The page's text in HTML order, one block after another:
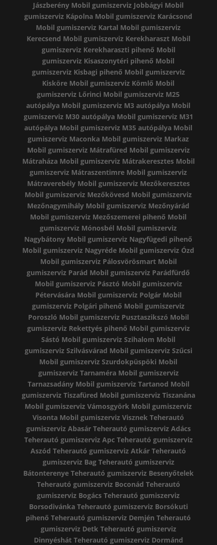
Jászberény Mobil gumiszerviz Jobbágyi Mobil
gumiszerviz Kápolna Mobil gumiszerviz Karácsond
Mobil gumiszerviz Kartal Mobil gumiszerviz
Kerecsend Mobil gumiszerviz Kerekharaszt Mobil
gumiszerviz Kerekharaszti pihenő Mobil
gumiszerviz Kisaszonytéri pihenő Mobil
gumiszerviz Kisbagi pihenő Mobil gumiszerviz
Kisköre Mobil gumiszerviz Kömlő Mobil
gumiszerviz Lőrinci Mobil gumiszerviz M25
autópálya Mobil gumiszerviz M3 autópálya Mobil
gumiszerviz M30 autópálya Mobil gumiszerviz M31
autópálya Mobil gumiszerviz M35 autópálya Mobil
gumiszerviz Maconka Mobil gumiszerviz Markaz
Mobil gumiszerviz Mátrafüred Mobil gumiszerviz
Mátraháza Mobil gumiszerviz Mátrakeresztes Mobil
gumiszerviz Mátraszentimre Mobil gumiszerviz
Mátraverebély Mobil gumiszerviz Mezőkeresztes
Mobil gumiszerviz Mezőkövesd Mobil gumiszerviz
Mezőnagymihály Mobil gumiszerviz Mezőnyárád
Mobil gumiszerviz Mezőszemerei pihenő Mobil
gumiszerviz Mónosbél Mobil gumiszerviz
Nagybátony Mobil gumiszerviz Nagyfügedi pihenő
Mobil gumiszerviz Nagyréde Mobil gumiszerviz Ózd
Mobil gumiszerviz Pálosvörösmart Mobil
gumiszerviz Parád Mobil gumiszerviz Parádfürdő
Mobil gumiszerviz Pásztó Mobil gumiszerviz
Pétervására Mobil gumiszerviz Polgár Mobil
gumiszerviz Polgári pihenő Mobil gumiszerviz
Poroszló Mobil gumiszerviz Pusztaszikszó Mobil
gumiszerviz Rekettyés pihenő Mobil gumiszerviz
Sástó Mobil gumiszerviz Szihalom Mobil
gumiszerviz Szilvásvárad Mobil gumiszerviz Szűcsi
Mobil gumiszerviz Szurdokpüspöki Mobil
gumiszerviz Tarnaméra Mobil gumiszerviz
Tarnazsadány Mobil gumiszerviz Tartanod Mobil
gumiszerviz Tiszafüred Mobil gumiszerviz Tiszanána
Mobil gumiszerviz Vámosgyörk Mobil gumiszerviz
Visonta Mobil gumiszerviz Visznek Teherautó
gumiszerviz Abasár Teherautó gumiszerviz Adács
Teherautó gumiszerviz Apc Teherautó gumiszerviz
Aszód Teherautó gumiszerviz Atkár Teherautó
gumiszerviz Bag Teherautó gumiszerviz
Bátonterenye Teherautó gumiszerviz Besenyőtelek
Teherautó gumiszerviz Boconád Teherautó
gumiszerviz Bogács Teherautó gumiszerviz
Borsodivánka Teherautó gumiszerviz Borsókuti
pihenő Teherautó gumiszerviz Demjén Teherautó
gumiszerviz Detk Teherautó gumiszerviz
Dinnyéshát Teherautó gumiszerviz Dormánd